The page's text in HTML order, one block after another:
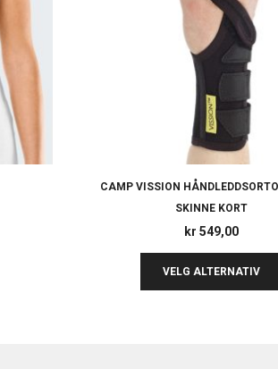
CAMP VISSION
SKINNE KORT
kr 549,00
VELG ALTERNATIV